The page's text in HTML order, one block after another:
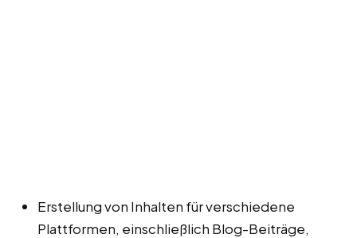
Erstellung von Inhalten für verschiedene
Plattformen, einschließlich Blog-Beiträge,